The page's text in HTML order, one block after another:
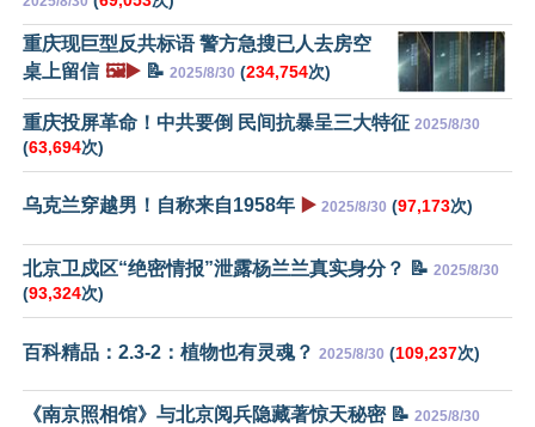
重庆现巨型反共标语 警方急搜已人去房空
桌上留信 🖼️▶️ 📝 2025/8/30 (234,754次)
重庆投屏革命！中共要倒 民间抗暴呈三大特征 2025/8/30
(63,694次)
乌克兰穿越男！自称来自1958年 ▶️ 2025/8/30 (97,173次)
北京卫戍区“绝密情报”泄露杨兰兰真实身分？ 📝 2025/8/30
(93,324次)
百科精品：2.3-2：植物也有灵魂？ 2025/8/30 (109,237次)
《南京照相馆》与北京阅兵隐藏著惊天秘密 📝 2025/8/30